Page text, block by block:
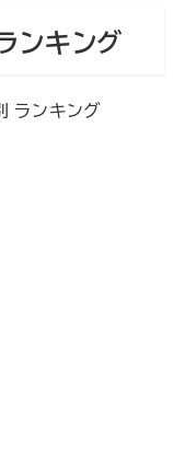
ンキング
ランキング